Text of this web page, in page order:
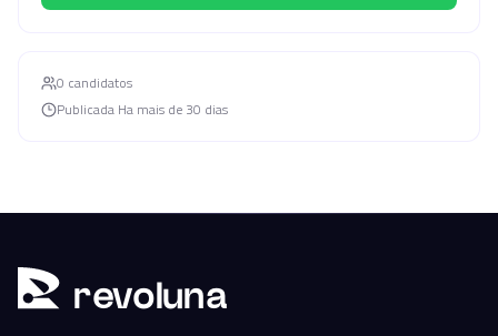
0 candidatos
Publicada Ha mais de 30 dias
revoluna